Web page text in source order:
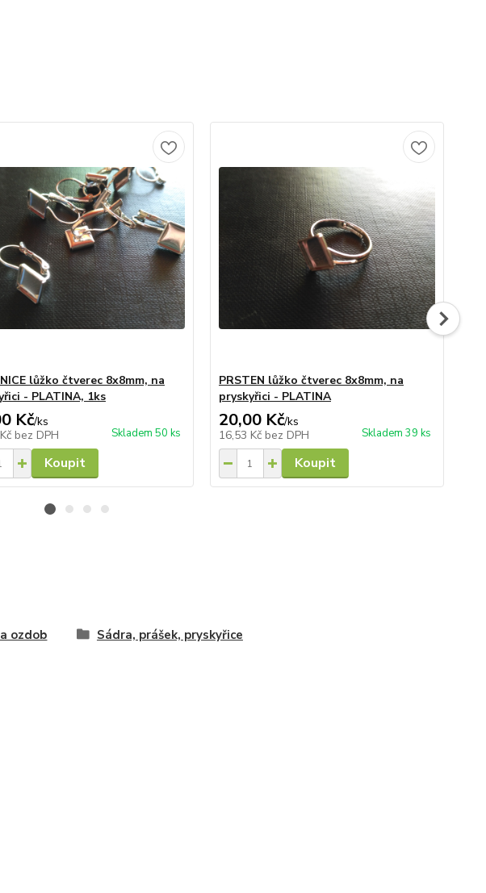
lůžko čtverec 8x8mm, na
- PLATINA, 1ks
Kč/ks
bez DPH Skladem 50 ks
Koupit
PRSTEN lůžko čtverec 8x8mm, na
pryskyřici - PLATINA
20,00 Kč/ks
16,53 Kč bez DPH Skladem 39 ks
Koupit
ozdob Sádra, prášek, pryskyřice